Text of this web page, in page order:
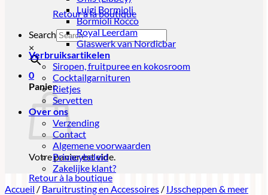
Retour à la boutique
Search
×
0
Panier
Votre panier est vide.
Retour à la boutique
Luigi Bormioli
Bormioli Rocco
Royal Leerdam
Glaswerk van Nordicbar
Verbruiksartikelen
Siropen, fruitpuree en kokosroom
Cocktailgarnituren
Rietjes
Servetten
Over ons
Verzending
Contact
Algemene voorwaarden
Privacybeleid
Zakelijke klant?
Accueil / Baruitrusting en Accessoires / IJsscheppen & meer